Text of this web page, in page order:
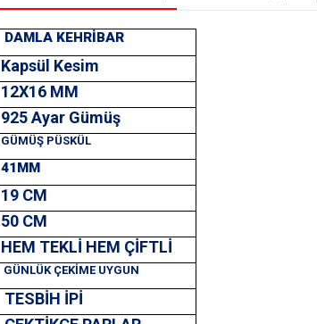
DAMLA KEHRİBAR
Kapsül Kesim
12X16 MM
925 Ayar Gümüş
GÜMÜŞ PÜSKÜL
41MM
19 CM
50 CM
HEM TEKLİ HEM ÇİFTLİ
GÜNLÜK ÇEKİME UYGUN
TESBİH İPİ